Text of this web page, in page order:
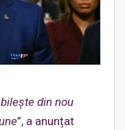
din nou
”, a anunțat